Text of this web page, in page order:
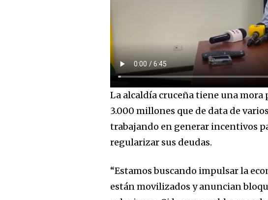
won't spam your inbox. Your information is
La alcaldía cruceña tiene una
3.000 millones que de data de
trabajando en generar incentivos
regularizar sus deudas.
“Estamos buscando impulsar la
están movilizados y anuncian